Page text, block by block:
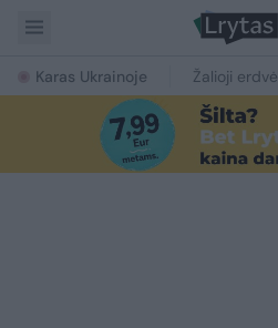
Karas Ukrainoje Žalioji erdvė